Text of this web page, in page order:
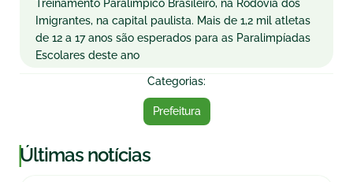
Treinamento Paralímpico Brasileiro, na Rodovia dos
Imigrantes, na capital paulista. Mais de 1,2 mil atletas
de 12 a 17 anos são esperados para as Paralimpíadas
Escolares deste ano
Categorias:
Prefeitura
|Últimas notícias